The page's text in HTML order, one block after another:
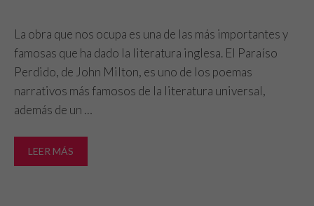
La obra que nos ocupa es una de las más importantes y
famosas que ha dado la literatura inglesa. El Paraíso
Perdido, de John Milton, es uno de los poemas
narrativos más famosos de la literatura universal,
además de un …
LEER MÁS